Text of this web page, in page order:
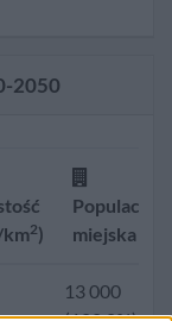
(100,0%)
13 000
(100,0%)
13 049
2050
km2)
Populacja
miejska
13 000